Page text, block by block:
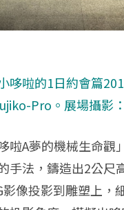
哆啦的1日約會篇
Pro。 展場攝影
啦A夢的機械生命觀
手法，鑄造出2公尺
影像投影到雕塑上，